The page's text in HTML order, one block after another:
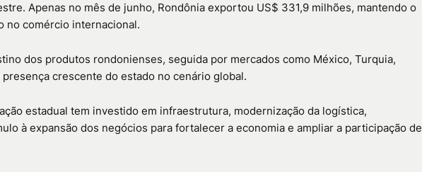
Apenas no mês de junho, Rondônia exportou US$ 331,9 milhões, mantendo o
no comércio internacional.
dos produtos rondonienses, seguida por mercados como México, Turquia,
crescente do estado no cenário global.
estadual tem investido em infraestrutura, modernização da logística,
à expansão dos negócios para fortalecer a economia e ampliar a participação de